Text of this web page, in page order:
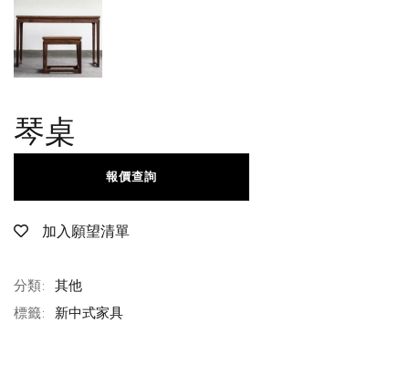
琴桌
加入願望清單
報價查詢
分類: 其他
標籤: 新中式家具